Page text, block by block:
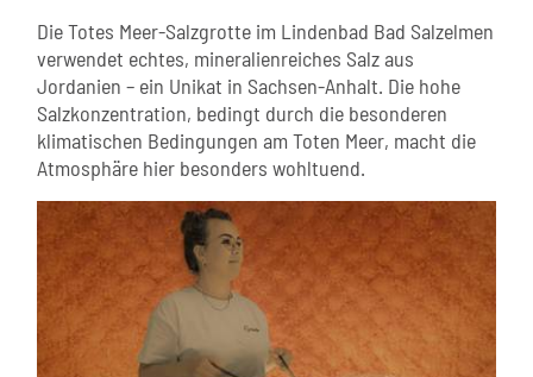
Die Totes Meer-Salzgrotte im Lindenbad Bad Salzelmen
verwendet echtes, mineralienreiches Salz aus
Jordanien – ein Unikat in Sachsen-Anhalt. Die hohe
Salzkonzentration, bedingt durch die besonderen
klimatischen Bedingungen am Toten Meer, macht die
Atmosphäre hier besonders wohltuend.